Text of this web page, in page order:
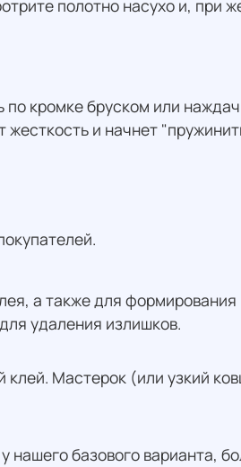
полотно насухо и, при
по кромке бруском или
и начнет
а также для
удаления излишков.
клей. Мастерок (или узкий
базового варианта,